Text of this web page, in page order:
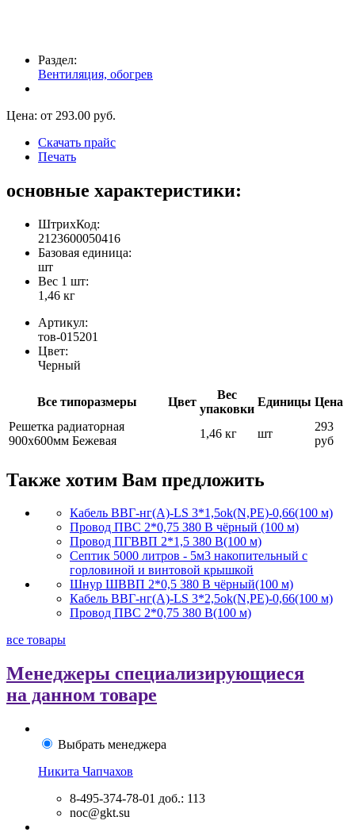
Раздел:
Вентиляция, обогрев
Цена: от 293.00 руб.
Скачать прайс
Печать
основные характеристики:
ШтрихКод:
2123600050416
Базовая единица:
шт
Вес 1 шт:
1,46 кг
Артикул:
тов-015201
Цвет:
Черный
Все типоразмеры Цвет
Вес
упаковки
Единицы Цена
Решетка радиаторная
900х600мм Бежевая
1,46 кг шт
293
руб
Также хотим Вам предложить
Кабель ВВГ-нг(А)-LS 3*1,5ok(N,PE)-0,66(100 м)
Провод ПВС 2*0,75 380 В чёрный (100 м)
Провод ПГВВП 2*1,5 380 В(100 м)
Септик 5000 литров - 5м3 накопительный с
горловиной и винтовой крышкой
Шнур ШВВП 2*0,5 380 В чёрный(100 м)
Кабель ВВГ-нг(А)-LS 3*2,5ok(N,PE)-0,66(100 м)
Провод ПВС 2*0,75 380 В(100 м)
все товары
Менеджеры специализирующиеся
на данном товаре
Выбрать менеджера
Никита Чапчахов
8-495-374-78-01 доб.: 113
noc@gkt.su